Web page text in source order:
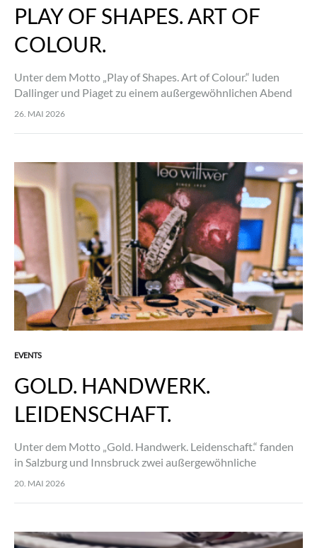
PLAY OF SHAPES. ART OF
COLOUR.
Unter dem Motto „Play of Shapes. Art of Colour.“ luden
Dallinger und Piaget zu einem außergewöhnlichen Abend
ein, der Kunst, Design und Haute Horlogerie auf
26. MAI 2026
EVENTS
GOLD. HANDWERK.
LEIDENSCHAFT.
Unter dem Motto „Gold. Handwerk. Leidenschaft.“ fanden
in Salzburg und Innsbruck zwei außergewöhnliche
Veranstaltungen in Zusammenarbeit mit Dallinger und dem
20. MAI 2026